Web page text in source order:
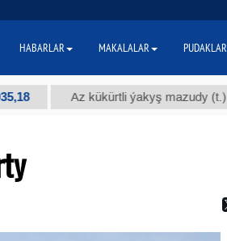
Az kükürtli ýakyş mazudy (t.) $300
HABARLAR MAKALALAR PUDAKLAR